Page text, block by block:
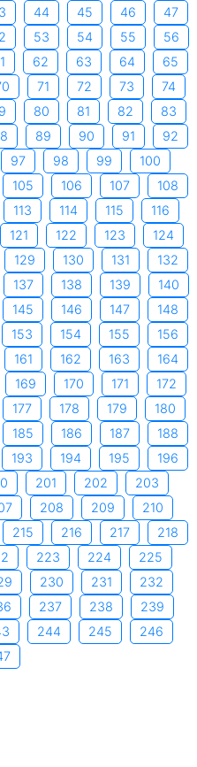
44 45 46
47
53 54 55
56
62 63 64
65
71 72 73
74
80 81 82
83
89 90 91
92
97 98 99
100
105 106 107
108
113 114 115
116
121 122 123
124
129 130 131
132
137 138 139
140
145 146 147
148
153 154 155
156
161 162 163
164
169 170 171
172
177 178 179
180
185 186 187
188
193 194 195
196
201 202
203
208 209
210
215 216 217
218
223 224
225
230 231
232
237 238
239
244 245
246